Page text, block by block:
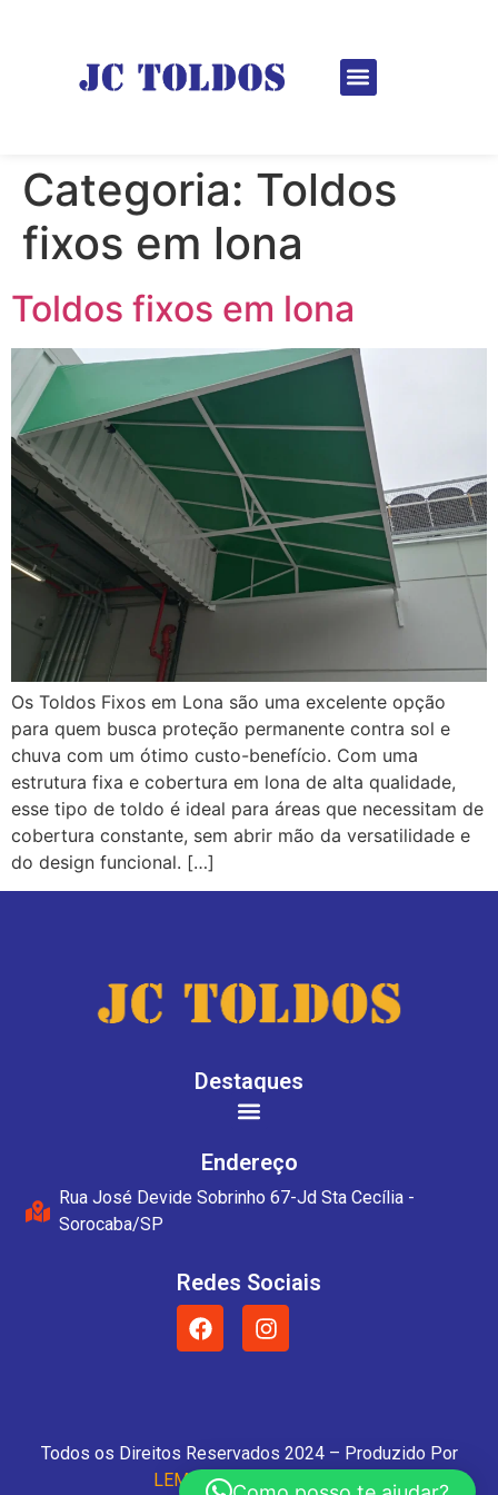
Categoria: Toldos
fixos em lona
Toldos fixos em lona
Os Toldos Fixos em Lona são uma excelente opção
para quem busca proteção permanente contra sol e
chuva com um ótimo custo-benefício. Com uma
estrutura fixa e cobertura em lona de alta qualidade,
esse tipo de toldo é ideal para áreas que necessitam de
cobertura constante, sem abrir mão da versatilidade e
do design funcional. […]
Destaques
Endereço
Rua José Devide Sobrinho 67-Jd Sta Cecília -
Sorocaba/SP
Redes Sociais
Todos os Direitos Reservados 2024 – Produzido Por
LEME Desenvolvimentos